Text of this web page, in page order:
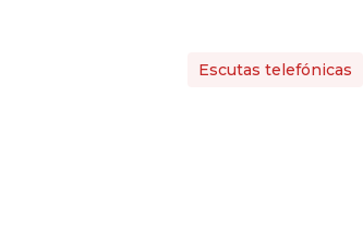
Escutas telefónicas